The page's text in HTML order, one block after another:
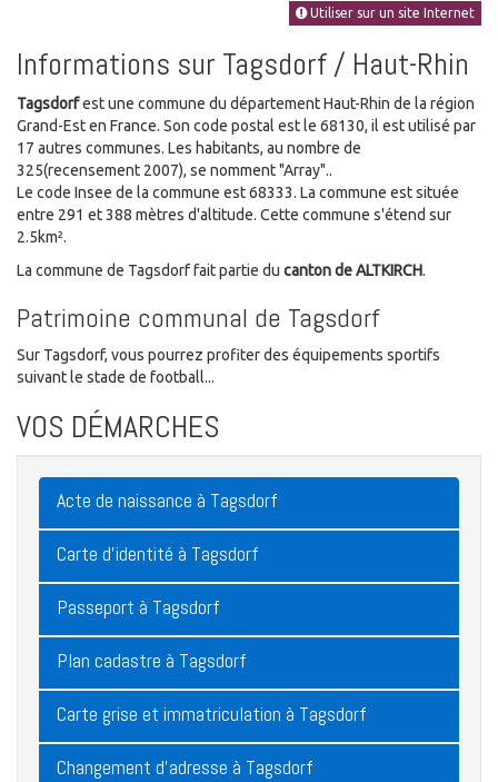
Utiliser sur un site Internet
Informations sur Tagsdorf / Haut-Rhin
Tagsdorfest une commune du département Haut-Rhin de la région
Grand-Est en France. Son code postal est le 68130, il est utilisé par
17 autres communes. Les habitants, au nombre de
325(recensement 2007), se nomment "Array"..
Le code Insee de la commune est 68333. La commune est située
entre 291 et 388 mètres d'altitude. Cette commune s'étend sur
2.5km².
La commune de Tagsdorf fait partie du canton de ALTKIRCH.
Patrimoine communal de Tagsdorf
Sur Tagsdorf, vous pourrez profiter des équipements sportifs
suivant le stade de football...
VOS DÉMARCHES
Acte de naissance à Tagsdorf
Carte d'identité à Tagsdorf
Passeport à Tagsdorf
Plan cadastre à Tagsdorf
Carte grise et immatriculation à Tagsdorf
Changement d'adresse à Tagsdorf